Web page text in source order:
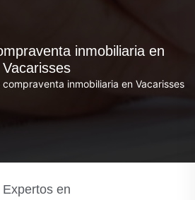
inmobiliaria en
Vacarisses
inmobiliaria en Vacarisses
Expertos en